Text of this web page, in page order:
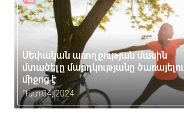
Սեփական առողջության մասին
մտածելը մարդկությանը ծառայելու
միջոց է
Դկտ 04, 2024